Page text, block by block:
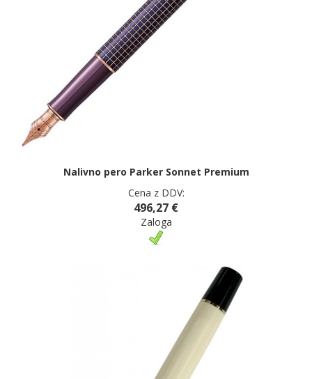
Nalivno pero Parker Sonnet Premium
Cena z DDV:
496,27 €
Zaloga